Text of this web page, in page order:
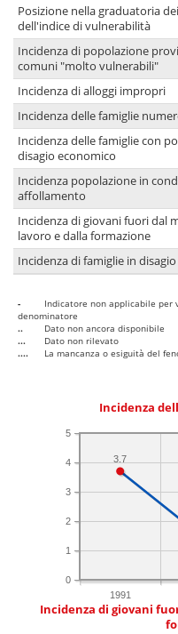
Posizione nella graduatoria
dell'indice di vulnerabilità
Incidenza di popolazione
comuni "molto vulnerabili"
Incidenza di alloggi impropri
Incidenza delle famiglie
Incidenza delle famiglie con
disagio economico
Incidenza popolazione in
affollamento
Incidenza di giovani fuori dal
lavoro e dalla formazione
Incidenza di famiglie in
-
Indicatore non applicabile per
denominatore
..
Dato non ancora disponibile
...
Dato non rilevato
....
La mancanza o esiguità del
Incidenza
1991
0
1
2
3
4
5
3.7
Incidenza di giovani